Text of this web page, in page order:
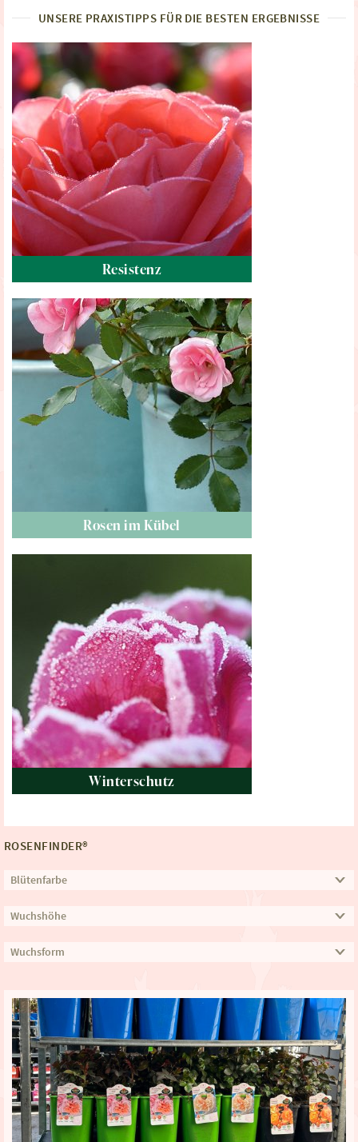
UNSERE PRAXISTIPPS FÜR DIE BESTEN ERGEBNISSE
Resistenz
Rosen im Kübel
Winterschutz
ROSENFINDER®
Blütenfarbe
Wuchshöhe
Wuchsform